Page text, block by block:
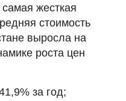
жесткая
стоимость
выросла на
роста цен
за год;